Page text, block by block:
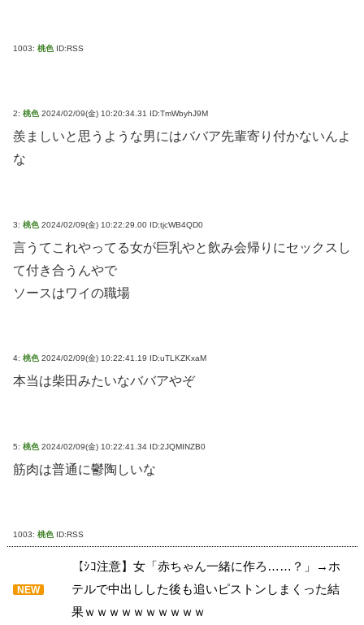
1003: 桃色 ID:RSS
2: 桃色 2024/02/09(金) 10:20:34.31 ID:TmWbyhJ9M
羨ましいと思うような男にはババア先輩寄り付かないんよ
な
3: 桃色 2024/02/09(金) 10:22:29.00 ID:tjcWB4QD0
言うてこれやってる女が巨乳やと飲み会帰りにセックスし
て付き合うんやで
ソースはワイの職場
4: 桃色 2024/02/09(金) 10:22:41.19 ID:uTLKZKxaM
本当は柴田みたいなババアやぞ
5: 桃色 2024/02/09(金) 10:22:41.34 ID:2JQMINZB0
筋肉は普通に鬱陶しいな
1003: 桃色 ID:RSS
NEW
【ｼｺ注意】女「赤ちゃん一緒に作ろ……？」→ホ
テルで中出しした後も追いピストンしまくった結
果ｗｗｗｗｗｗｗｗｗｗ